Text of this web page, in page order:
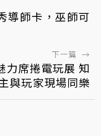
導師卡，巫師可
下一篇 →
力席捲電玩展 知
與玩家現場同樂